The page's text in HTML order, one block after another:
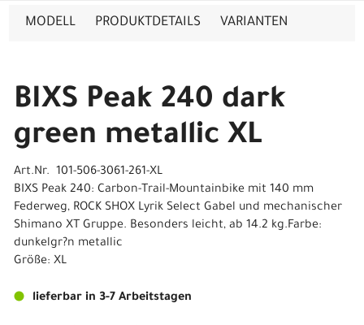
MODELL PRODUKTDETAILS VARIANTEN
BIXS Peak 240 dark
green metallic XL
Art.Nr. 101-506-3061-261-XL
BIXS Peak 240: Carbon-Trail-Mountainbike mit 140 mm
Federweg, ROCK SHOX Lyrik Select Gabel und mechanischer
Shimano XT Gruppe. Besonders leicht, ab 14.2 kg.Farbe:
dunkelgr?n metallic
Größe: XL
lieferbar in 3-7 Arbeitstagen